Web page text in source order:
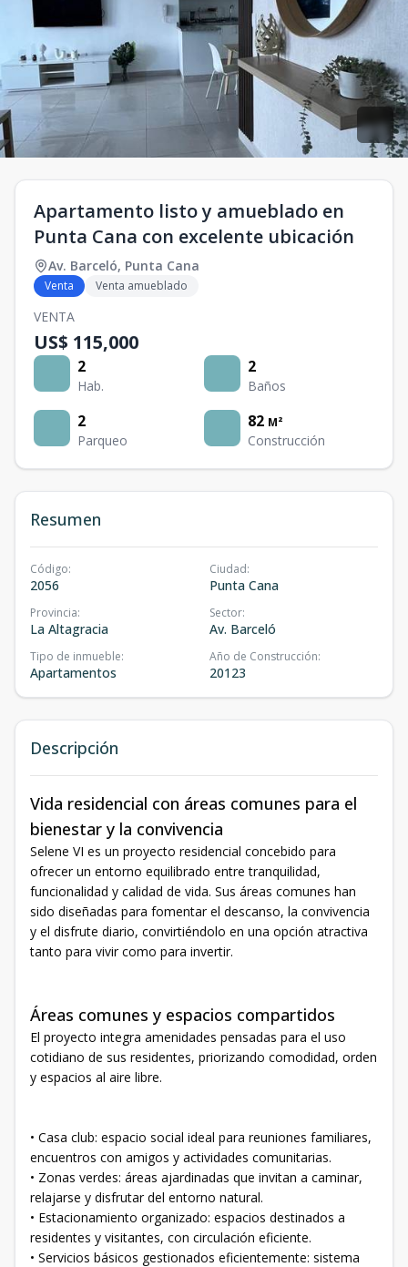
Apartamento listo y amueblado en
Punta Cana con excelente ubicación
Av. Barceló, Punta Cana
Venta Venta amueblado
VENTA
US$ 115,000
2
Hab.
2
Baños
2
Parqueo
82 M²
Construcción
Resumen
Código:
2056
Ciudad:
Punta Cana
Provincia:
La Altagracia
Sector:
Av. Barceló
Tipo de inmueble:
Apartamentos
Año de Construcción:
20123
Descripción
Vida residencial con áreas comunes para el
bienestar y la convivencia
Selene VI es un proyecto residencial concebido para
ofrecer un entorno equilibrado entre tranquilidad,
funcionalidad y calidad de vida. Sus áreas comunes han
sido diseñadas para fomentar el descanso, la convivencia
y el disfrute diario, convirtiéndolo en una opción atractiva
tanto para vivir como para invertir.
Áreas comunes y espacios compartidos
El proyecto integra amenidades pensadas para el uso
cotidiano de sus residentes, priorizando comodidad, orden
y espacios al aire libre.
• Casa club: espacio social ideal para reuniones familiares,
encuentros con amigos y actividades comunitarias.
• Zonas verdes: áreas ajardinadas que invitan a caminar,
relajarse y disfrutar del entorno natural.
• Estacionamiento organizado: espacios destinados a
residentes y visitantes, con circulación eficiente.
• Servicios básicos gestionados eficientemente: sistema